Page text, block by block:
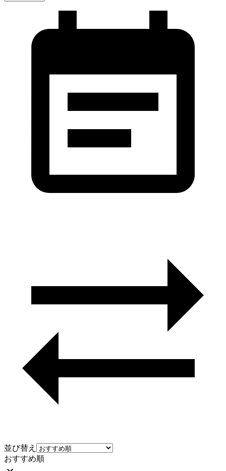
並び替え
おすすめ順